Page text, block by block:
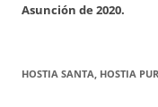
Asunción de 2020.
HOSTIA SANTA, HOSTIA